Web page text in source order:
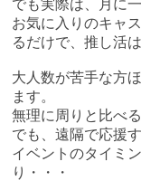
でも実際は、月に
お気に入りのキャ
るだけで、推し活
大人数が苦手な方
ます。
無理に周りと比べ
でも、遠隔で応援
イベントのタイミ
り・・・